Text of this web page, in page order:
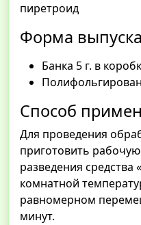
пиретроид
Форма выпуска
Банка 5 г. в
Способ
Для проведения
приготовить
разведения средства
комнатной
равномерном
минут.